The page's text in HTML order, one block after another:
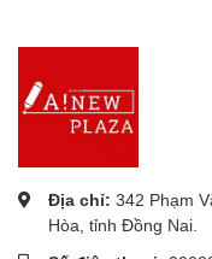
Địa chỉ: 342 Phạm
Hòa, tỉnh Đồng Nai.